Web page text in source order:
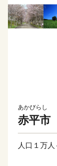
あかびらし
赤平市
人口１万